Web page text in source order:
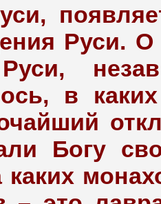
Руси.
в
Богу